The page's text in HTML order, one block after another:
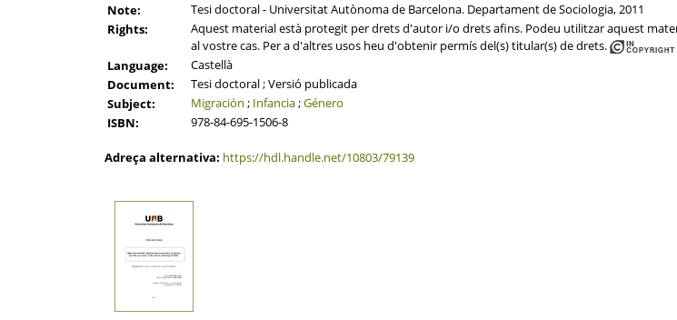
Note:
Tesi doctoral - Universitat Autònoma de Barcelona. Departament de Sociologia, 2011
Rights:
Aquest material està protegit per drets d'autor i/o drets afins. Podeu utilitzar aquest
al vostre cas. Per a d'altres usos heu d'obtenir permís del(s) titular(s) de drets.
Language:
Castellà
Document:
Tesi doctoral ; Versió publicada
Subject:
Migración ; Infancia;Género
ISBN:
978-84-695-1506-8
Adreça alternativa: https://hdl.handle.net/10803/79139